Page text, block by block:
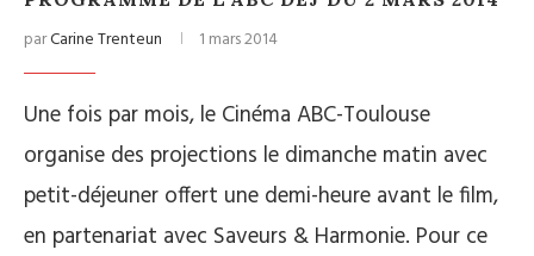
parCarine Trenteun 1 mars 2014
Une fois par mois, le Cinéma ABC-Toulouse
organise des projections le dimanche matin avec
petit-déjeuner offert une demi-heure avant le film,
en partenariat avec Saveurs & Harmonie. Pour ce